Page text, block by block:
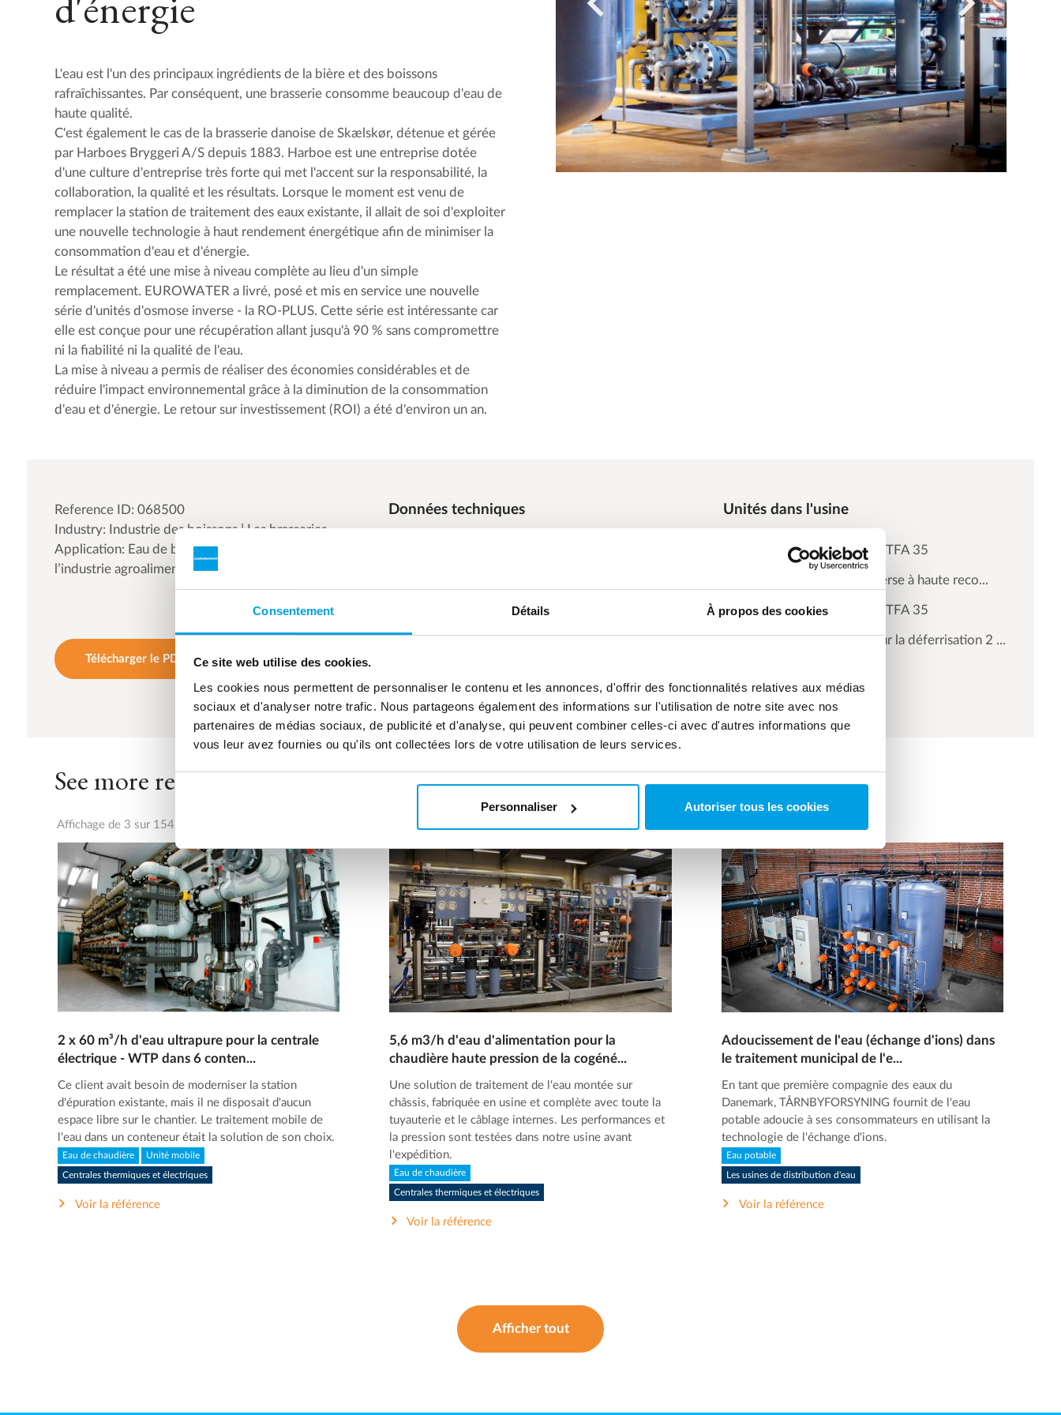
Consentement Détails À propos des cookies
Ce site web utilise des cookies.
Les cookies nous permettent de personnaliser le contenu et les annonces, d'offrir des fonctionnalités relatives aux médias
sociaux et d'analyser notre trafic. Nous partageons également des informations sur l'utilisation de notre site avec nos
partenaires de médias sociaux, de publicité et d'analyse, qui peuvent combiner celles-ci avec d'autres informations que
vous leur avez fournies ou qu'ils ont collectées lors de votre utilisation de leurs services.
Personnaliser Autoriser tous les cookies
L'eau est l'un des principaux ingrédients de la bière et des boissons
rafraîchissantes. Par conséquent, une brasserie consomme beaucoup d'eau de
haute qualité.
C'est également le cas de la brasserie danoise de Skælskør, détenue et gérée
par Harboes Bryggeri A/S depuis 1883. Harboe est une entreprise dotée
d'une culture d'entreprise très forte qui met l'accent sur la responsabilité, la
collaboration, la qualité et les résultats. Lorsque le moment est venu de
remplacer la station de traitement des eaux existante, il allait de soi d'exploiter
une nouvelle technologie à haut rendement énergétique afin de minimiser la
consommation d'eau et d'énergie.
Le résultat a été une mise à niveau complète au lieu d'un simple
remplacement. EUROWATER a livré, posé et mis en service une nouvelle
série d'unités d'osmose inverse - la RO-PLUS. Cette série est intéressante car
elle est conçue pour une récupération allant jusqu'à 90 % sans compromettre
ni la fiabilité ni la qualité de l'eau.
La mise à niveau a permis de réaliser des économies considérables et de
réduire l'impact environnemental grâce à la diminution de la consommation
d'eau et d'énergie. Le retour sur investissement (ROI) a été d'environ un an.
Reference ID: 068500
Industry: Industrie des boissons | Les brasseries
Application: Eau de brassage | Eau pour
l’industrie agroalimentaire | Eau de process
Télécharger le PDF
Données techniques
Récupération : 88 %.
Unités dans l'usine
Adoucisseur triplex STFA 35
Unités d'osmose inverse à haute reco...
Adoucisseur triplex STFA 35
Filtres à pression pour la déferrisation 2 ...
See more references
Affichage de 3 sur 154 références
2 x 60 m³/h d'eau ultrapure pour la centrale
électrique - WTP dans 6 conten...
Ce client avait besoin de moderniser la station
d'épuration existante, mais il ne disposait d'aucun
espace libre sur le chantier. Le traitement mobile de
l'eau dans un conteneur était la solution de son choix.
Eau de chaudière Unité mobile
Centrales thermiques et électriques
Voir la référence
5,6 m3/h d'eau d'alimentation pour la
chaudière haute pression de la cogéné...
Une solution de traitement de l'eau montée sur
châssis, fabriquée en usine et complète avec toute la
tuyauterie et le câblage internes. Les performances et
la pression sont testées dans notre usine avant
l'expédition.
Eau de chaudière
Centrales thermiques et électriques
Voir la référence
Adoucissement de l'eau (échange d'ions) dans
le traitement municipal de l'e...
En tant que première compagnie des eaux du
Danemark, TÅRNBYFORSYNING fournit de l'eau
potable adoucie à ses consommateurs en utilisant la
technologie de l'échange d'ions.
Eau potable
Les usines de distribution d'eau
Voir la référence
Afficher tout